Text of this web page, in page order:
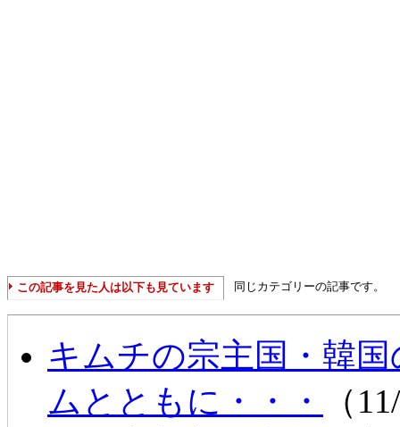
この記事を見た人は以下も見ています 同じカテゴリーの記事です。
キムチの宗主国・韓
ムとともに・・・
（